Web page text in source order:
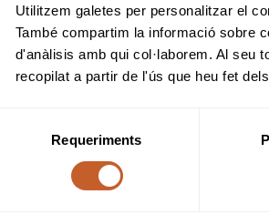
Utilitzem galetes per personalitzar el
També compartim la informació sobre
d'anàlisis amb qui col·laborem. Al seu
recopilat a partir de l'ús que heu fet
consentiment
Requeriments